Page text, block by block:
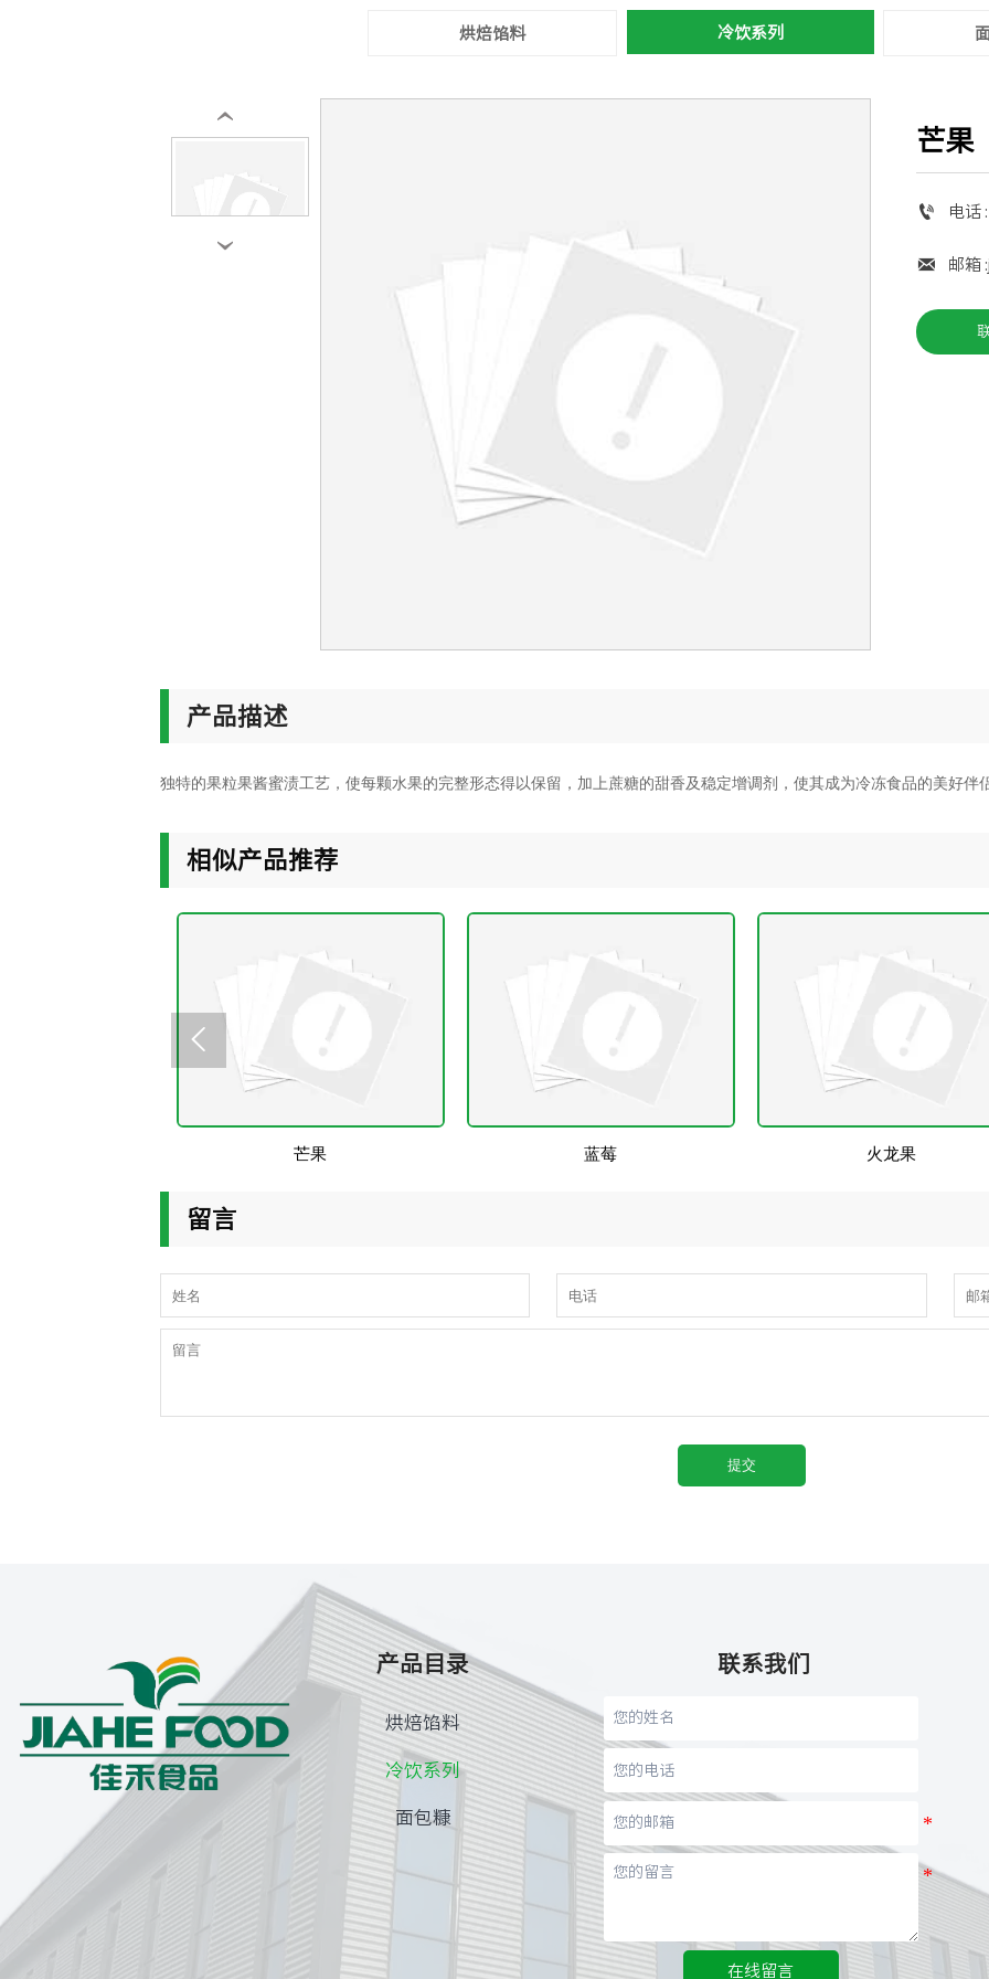
烘焙馅料 冷饮系列
‹
›
芒果
 电话

产品描述
独特的果粒果酱蜜渍工艺，使每颗水果的完整形态得以保留，加上蔗糖的甜香及稳定增调剂，使其成为冷冻食品的美好伴
相似产品推荐
芒果 蓝莓 火龙果

留言
提交
产品目录
烘焙馅料
冷饮系列
面包糠
联系我们
在线留言